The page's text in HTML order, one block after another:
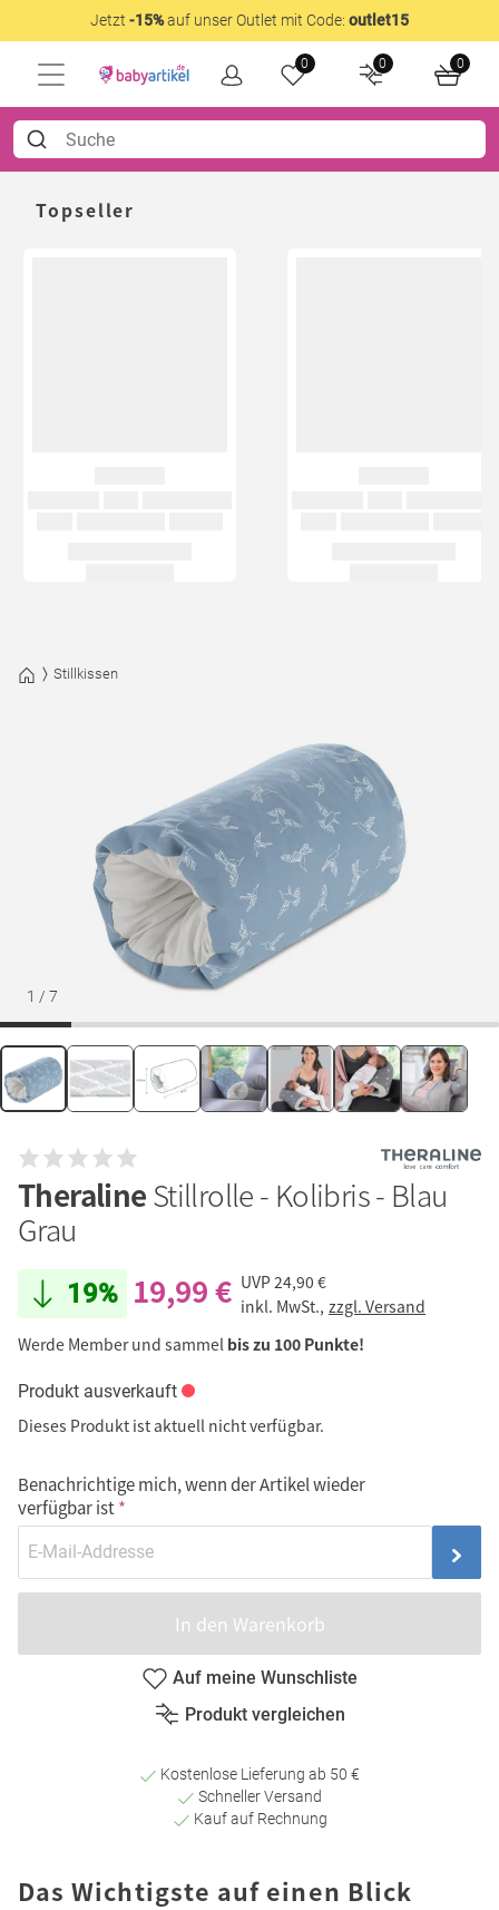
Jetzt -15%auf unser Outlet mit Code: outlet15
0 0 0
Topseller
Stillkissen
1 / 7
TheralineStillrolle - Kolibris - Blau
Grau
19% 19,99 € UVP24,90 €
inkl. MwSt., zzgl. Versand
Werde Member und sammel bis zu 100 Punkte!
Produkt ausverkauft
Dieses Produkt ist aktuell nicht verfügbar.
Benachrichtige mich, wenn der Artikel wieder
verfügbar ist
In den Warenkorb
Auf meine Wunschliste
Produkt vergleichen
Kostenlose Lieferung ab 50 €
Schneller Versand
Kauf auf Rechnung
Das Wichtigste auf einen Blick